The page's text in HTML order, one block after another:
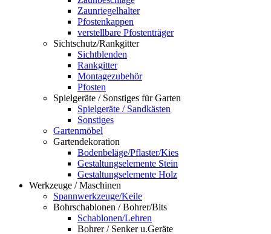
Zaunriegelhalter
Pfostenkappen
verstellbare Pfostenträger
Sichtschutz/Rankgitter
Sichtblenden
Rankgitter
Montagezubehör
Pfosten
Spielgeräte / Sonstiges für Garten
Spielgeräte / Sandkästen
Sonstiges
Gartenmöbel
Gartendekoration
Bodenbeläge/Pflaster/Kies
Gestaltungselemente Stein
Gestaltungselemente Holz
Werkzeuge / Maschinen
Spannwerkzeuge/Keile
Bohrschablonen / Bohrer/Bits
Schablonen/Lehren
Bohrer / Senker u.Geräte